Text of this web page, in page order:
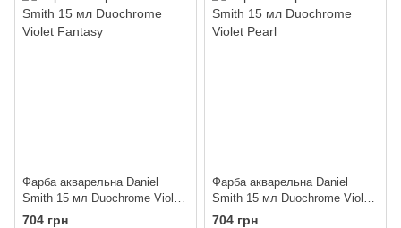
Фарба акварельна Daniel
Smith 15 мл Duochrome Violet
Fantasy
704 грн
Фарба акварельна Daniel
Smith 15 мл Duochrome Violet
Pearl
704 грн